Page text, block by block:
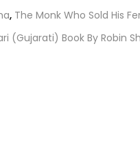
, The Monk Who Sold His
(Gujarati) Book By Robin